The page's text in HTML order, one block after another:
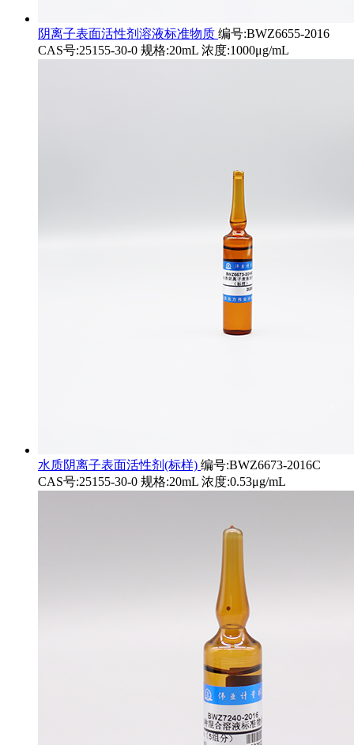
阴离子表面活性剂溶液标准物质 编号:BWZ6655-2016
CAS号:25155-30-0 规格:20mL 浓度:1000μg/mL
水质阴离子表面活性剂(标样) 编号:BWZ6673-2016C
CAS号:25155-30-0 规格:20mL 浓度:0.53μg/mL